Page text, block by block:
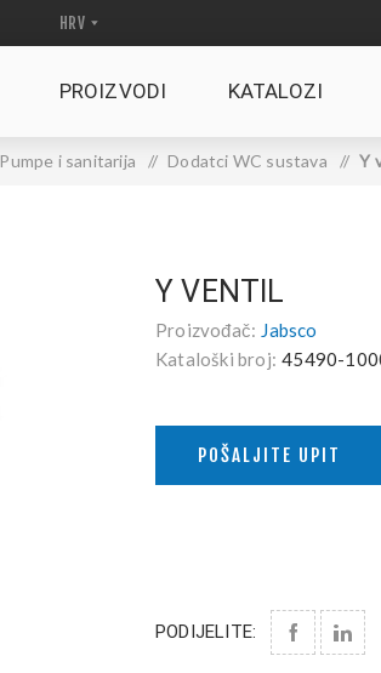
PROIZVODI KATALOZI
Pumpe i sanitarija / Dodatci WC sustava / Y
Y VENTIL
Proizvođač: Jabsco
Kataloški broj: 45490-
POŠALJITE UPIT
PODIJELITE: